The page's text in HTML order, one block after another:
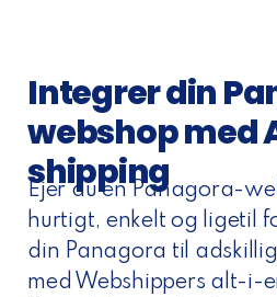
Integrer din
webshop med
shipping
Ejer du en Panagora-
hurtigt, enkelt og ligetil
din Panagora til
med Webshippers alt-